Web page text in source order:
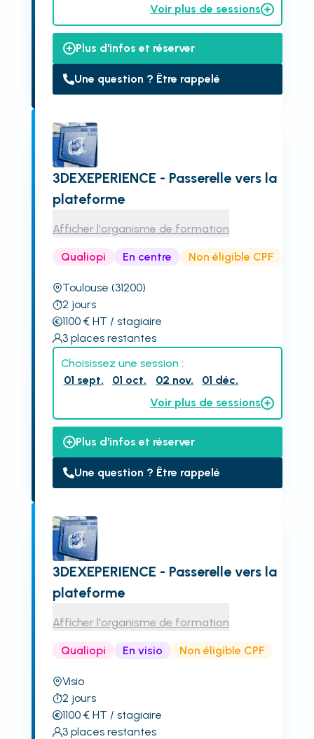
Voir plus de sessions
Plus d'infos et réserver
Une question ? Être rappelé
3DEXEPERIENCE - Passerelle vers la
plateforme
Afficher l'organisme de formation
Qualiopi En centre Non éligible CPF
Toulouse (31200)
2 jours
1100€ HT / stagiaire
3 places restantes
Choisissez une session :
01 sept.
01 oct. 02 nov.
01 déc.
Voir plus de sessions
Plus d'infos et réserver
Une question ? Être rappelé
3DEXEPERIENCE - Passerelle vers la
plateforme
Afficher l'organisme de formation
Qualiopi En visio Non éligible CPF
Visio
2 jours
1100€ HT / stagiaire
3 places restantes